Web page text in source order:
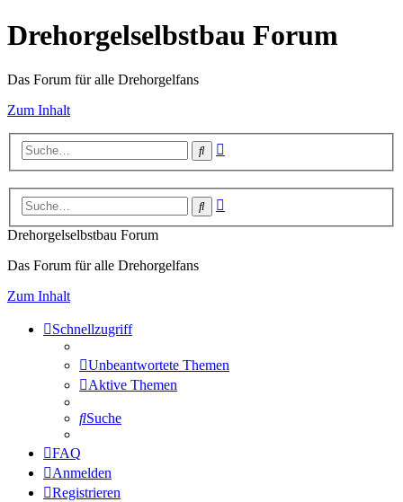
Drehorgelselbstbau Forum
Das Forum für alle Drehorgelfans
Zum Inhalt
Suche
Suche
Drehorgelselbstbau Forum
Das Forum für alle Drehorgelfans
Zum Inhalt
Schnellzugriff
Unbeantwortete Themen
Aktive Themen
Suche
FAQ
Anmelden
Registrieren